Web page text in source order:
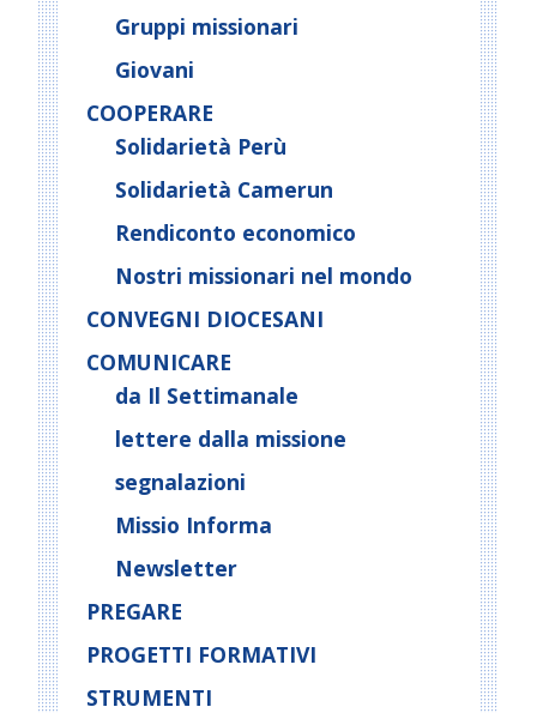
Gruppi missionari
Giovani
COOPERARE
Solidarietà Perù
Solidarietà Camerun
Rendiconto economico
Nostri missionari nel mondo
CONVEGNI DIOCESANI
COMUNICARE
da Il Settimanale
lettere dalla missione
segnalazioni
Missio Informa
Newsletter
PREGARE
PROGETTI FORMATIVI
STRUMENTI